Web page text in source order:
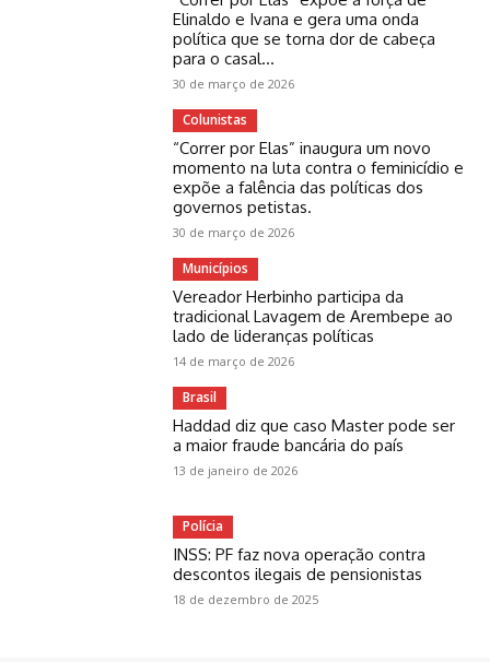
Elinaldo e Ivana e gera uma onda
política que se torna dor de cabeça
para o casal...
30 de março de 2026
Colunistas
“Correr por Elas” inaugura um novo
momento na luta contra o feminicídio e
expõe a falência das políticas dos
governos petistas.
30 de março de 2026
Municípios
Vereador Herbinho participa da
tradicional Lavagem de Arembepe ao
lado de lideranças políticas
14 de março de 2026
Brasil
Haddad diz que caso Master pode ser
a maior fraude bancária do país
13 de janeiro de 2026
Polícia
INSS: PF faz nova operação contra
descontos ilegais de pensionistas
18 de dezembro de 2025